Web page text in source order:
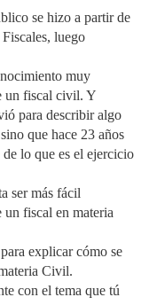
se hizo a partir de
luego
muy
un fiscal civil. Y
para describir algo
que hace 23 años
de lo que es el ejercicio
ser más fácil
un fiscal en materia
explicar cómo se
Civil.
con el tema que tú